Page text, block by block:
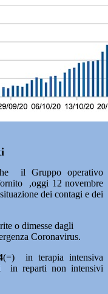
il Gruppo operativo
,oggi 12 novembre
dei contagi e dei
o dimesse dagli
Coronavirus.
(=)
in terapia intensiva
in reparti non intensivi